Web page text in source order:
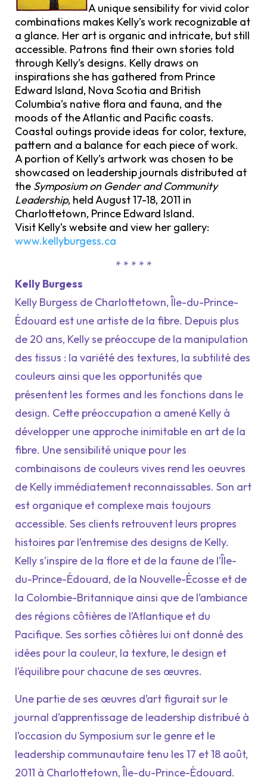
A unique sensibility for vivid color
combinations makes Kelly’s work recognizable at
a glance. Her art is organic and intricate, but still
accessible. Patrons find their own stories told
through Kelly’s designs. Kelly draws on
inspirations she has gathered from Prince
Edward Island, Nova Scotia and British
Columbia’s native flora and fauna, and the
moods of the Atlantic and Pacific coasts.
Coastal outings provide ideas for color, texture,
pattern and a balance for each piece of work.
A portion of Kelly’s artwork was chosen to be
showcased on leadership journals distributed at
the Symposium on Gender and Community
Leadership, held August 17-18, 2011 in
Charlottetown, Prince Edward Island.
Visit Kelly’s website and view her gallery:
www.kellyburgess.ca
* * * * *
Kelly Burgess
Kelly Burgess de Charlottetown, Île-du-Prince-
Édouard est une artiste de la fibre. Depuis plus
de 20 ans, Kelly se préoccupe de la manipulation
des tissus : la variété des textures, la subtilité des
couleurs ainsi que les opportunités que
présentent les formes and les fonctions dans le
design. Cette préoccupation a amené Kelly à
développer une approche inimitable en art de la
fibre. Une sensibilité unique pour les
combinaisons de couleurs vives rend les oeuvres
de Kelly immédiatement reconnaissables. Son art
est organique et complexe mais toujours
accessible. Ses clients retrouvent leurs propres
histoires par l’entremise des designs de Kelly.
Kelly s’inspire de la flore et de la faune de l’Île-
du-Prince-Édouard, de la Nouvelle-Écosse et de
la Colombie-Britannique ainsi que de l’ambiance
des régions côtières de l’Atlantique et du
Pacifique. Ses sorties côtières lui ont donné des
idées pour la couleur, la texture, le design et
l’équilibre pour chacune de ses œuvres.
Une partie de ses œuvres d’art figurait sur le
journal d’apprentissage de leadership distribué à
l’occasion du Symposium sur le genre et le
leadership communautaire tenu les 17 et 18 août,
2011 à Charlottetown, Île-du-Prince-Édouard.